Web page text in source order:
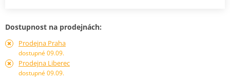
Dostupnost na prodejnách:
Prodejna Praha
dostupné 09.09.
Prodejna Liberec
dostupné 09.09.